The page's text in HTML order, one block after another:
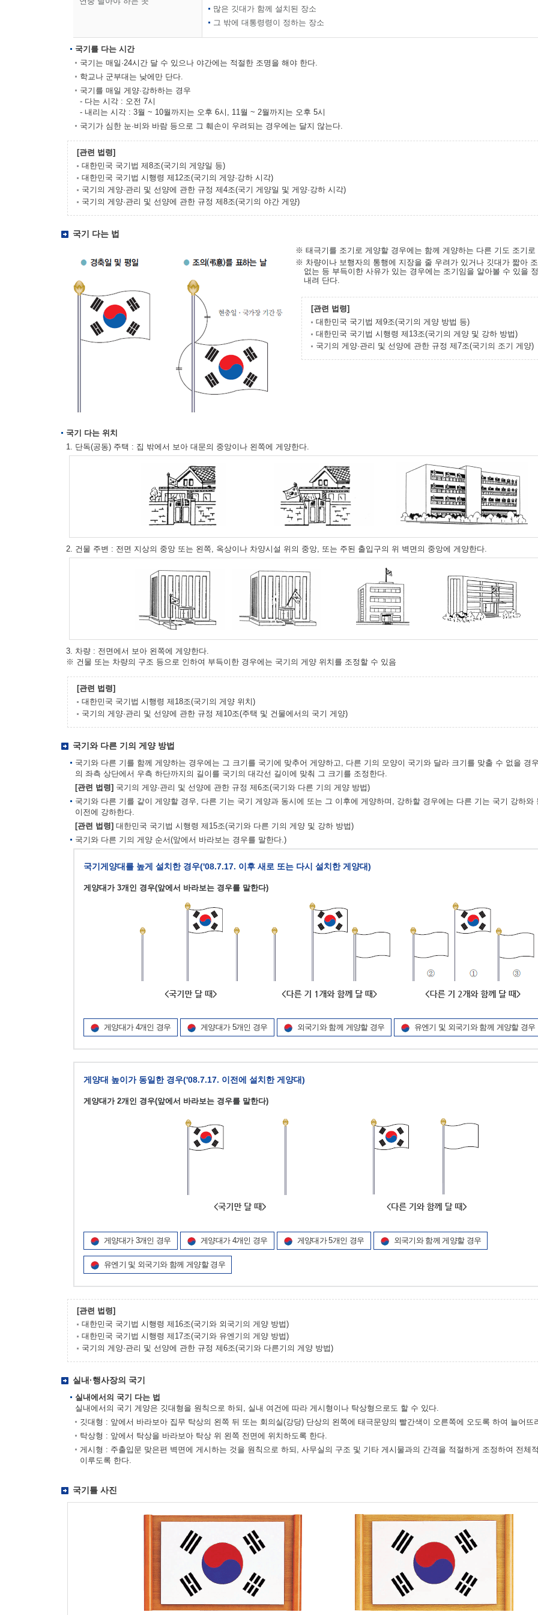
많은 깃대가 함께 설치된 장소
그 밖에 대통령령이 정하는 장소
국기를 다는 시간
국기는 매일·24시간 달 수 있으나 야간에는 적절한 조명을 해야 한다.
학교나 군부대는 낮에만 단다.
국기를 매일 게양·강하하는 경우
- 다는 시각 : 오전 7시
- 내리는 시각 : 3월 ~ 10월까지는 오후 6시, 11월 ~ 2월까지는 오후 5시
국기가 심한 눈·비와 바람 등으로 그 훼손이 우려되는 경우에는 달지 않는다.
[관련 법령]
대한민국 국기법 제8조(국기의 게양일 등)
대한민국 국기법 시행령 제12조(국기의 게양·강하 시각)
국기의 게양·관리 및 선양에 관한 규정 제4조(국기 게양일 및 게양·강하 시각)
국기의 게양·관리 및 선양에 관한 규정 제8조(국기의 야간 게양)
국기 다는 법
※ 태극기를 조기로 게양할 경우에는 함께 게양하는 다른 기도 조기로
※ 차량이나 보행자의 통행에 지장을 줄 우려가 있거나 깃대가 짧아
없는 등 부득이한 사유가 있는 경우에는 조기임을 알아볼 수 있을
내려 단다.
[관련 법령]
대한민국 국기법 제9조(국기의 게양 방법 등)
대한민국 국기법 시행령 제13조(국기의 게양 및 강하 방법)
국기의 게양·관리 및 선양에 관한 규정 제7조(국기의 조기 게양)
국기 다는 위치
1. 단독(공동) 주택 : 집 밖에서 보아 대문의 중앙이나 왼쪽에 게양한다.
2. 건물 주변 : 전면 지상의 중앙 또는 왼쪽, 옥상이나 차양시설 위의 중앙, 또는 주된 출입구의 위 벽면의 중앙에 게양한다.
3. 차량 : 전면에서 보아 왼쪽에 게양한다.
※ 건물 또는 차량의 구조 등으로 인하여 부득이한 경우에는 국기의 게양 위치를 조정할 수 있음
[관련 법령]
대한민국 국기법 시행령 제18조(국기의 게양 위치)
국기의 게양·관리 및 선양에 관한 규정 제10조(주택 및 건물에서의 국기 게양)
국기와 다른 기의 게양 방법
국기와 다른 기를 함께 게양하는 경우에는 그 크기를 국기에 맞추어 게양하고, 다른 기의 모양이 국기와 달라 크기를 맞출 수 없을 경
의 좌측 상단에서 우측 하단까지의 길이를 국기의 대각선 길이에 맞춰 그 크기를 조정한다.
[관련 법령] 국기의 게양·관리 및 선양에 관한 규정 제6조(국기와 다른 기의 게양 방법)
국기와 다른 기를 같이 게양할 경우, 다른 기는 국기 게양과 동시에 또는 그 이후에 게양하며, 강하할 경우에는 다른 기는 국기 강하와
이전에 강하한다.
[관련 법령] 대한민국 국기법 시행령 제15조(국기와 다른 기의 게양 및 강하 방법)
국기와 다른 기의 게양 순서(앞에서 바라보는 경우를 말한다.)
국기게양대를 높게 설치한 경우('08.7.17. 이후 새로 또는 다시 설치한 게양대)
게양대가 3개인 경우(앞에서 바라보는 경우를 말한다)
게양대가 4개인 경우 게양대가 5개인 경우 외국기와 함께 게양할 경우 유엔기 및 외국기와 함께 게양할 경우
게양대 높이가 동일한 경우('08.7.17. 이전에 설치한 게양대)
게양대가 2개인 경우(앞에서 바라보는 경우를 말한다)
게양대가 3개인 경우 게양대가 4개인 경우 게양대가 5개인 경우 외국기와 함께 게양할 경우
유엔기 및 외국기와 함께 게양할 경우
[관련 법령]
대한민국 국기법 시행령 제16조(국기와 외국기의 게양 방법)
대한민국 국기법 시행령 제17조(국기와 유엔기의 게양 방법)
국기의 게양·관리 및 선양에 관한 규정 제6조(국기와 다른기의 게양 방법)
실내·행사장의 국기
실내에서의 국기 다는 법
실내에서의 국기 게양은 깃대형을 원칙으로 하되, 실내 여건에 따라 게시형이나 탁상형으로도 할 수 있다.
깃대형 : 앞에서 바라보아 집무 탁상의 왼쪽 뒤 또는 회의실(강당) 단상의 왼쪽에 태극문양의 빨간색이 오른쪽에 오도록 하여 늘어뜨
탁상형 : 앞에서 탁상을 바라보아 탁상 위 왼쪽 전면에 위치하도록 한다.
게시형 : 주출입문 맞은편 벽면에 게시하는 것을 원칙으로 하되, 사무실의 구조 및 기타 게시물과의 간격을 적절하게 조정하여 전체
이루도록 한다.
국기틀 사진